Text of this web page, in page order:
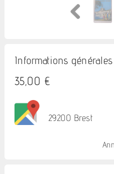
Informations générales
35,00 €
29200 Brest